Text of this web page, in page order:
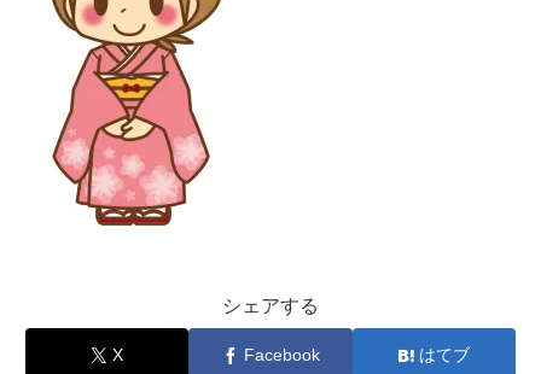
シェアする
X Facebook はてブ